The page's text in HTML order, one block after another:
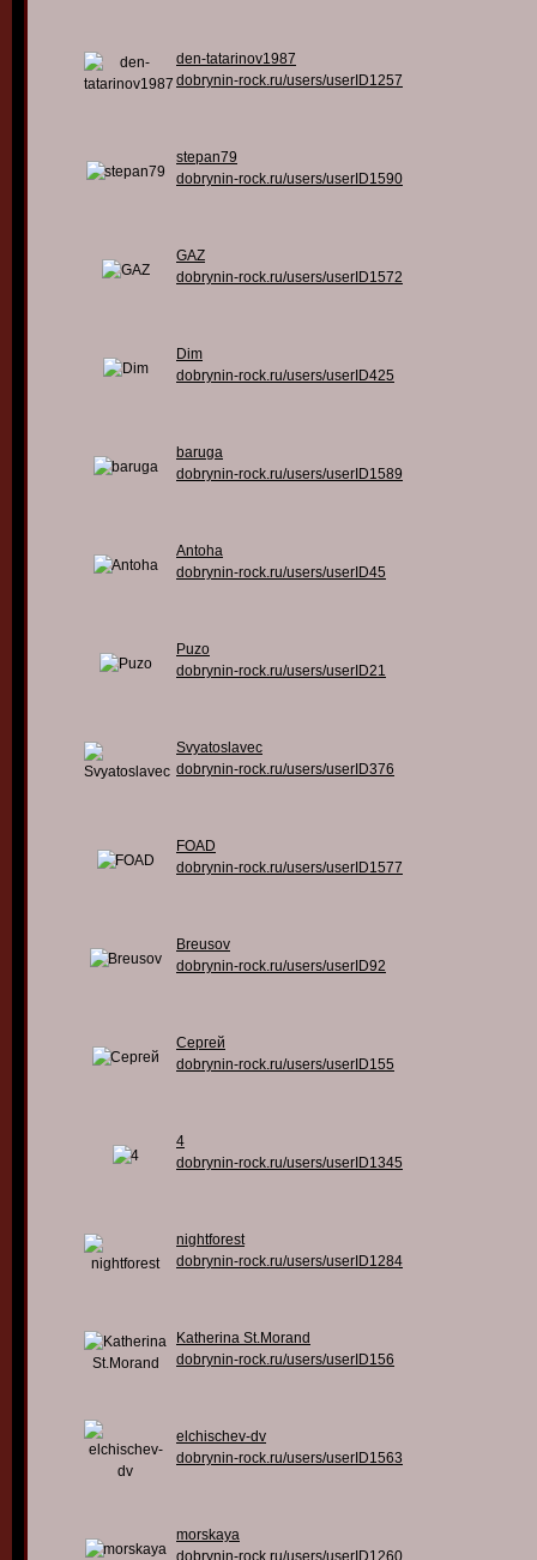
den-tatarinov1987
dobrynin-rock.ru/users/userID1257
stepan79
dobrynin-rock.ru/users/userID1590
GAZ
dobrynin-rock.ru/users/userID1572
Dim
dobrynin-rock.ru/users/userID425
baruga
dobrynin-rock.ru/users/userID1589
Antoha
dobrynin-rock.ru/users/userID45
Puzo
dobrynin-rock.ru/users/userID21
Svyatoslavec
dobrynin-rock.ru/users/userID376
FOAD
dobrynin-rock.ru/users/userID1577
Breusov
dobrynin-rock.ru/users/userID92
Сергей
dobrynin-rock.ru/users/userID155
4
dobrynin-rock.ru/users/userID1345
nightforest
dobrynin-rock.ru/users/userID1284
Katherina St.Morand
dobrynin-rock.ru/users/userID156
elchischev-dv
dobrynin-rock.ru/users/userID1563
morskaya
dobrynin-rock.ru/users/userID1260